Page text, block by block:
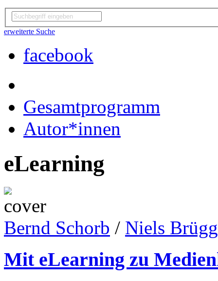
erweiterte Suche
facebook
Gesamtprogramm
Autor*innen
eLearning
Bernd Schorb / Niels
Mit eLearning zu